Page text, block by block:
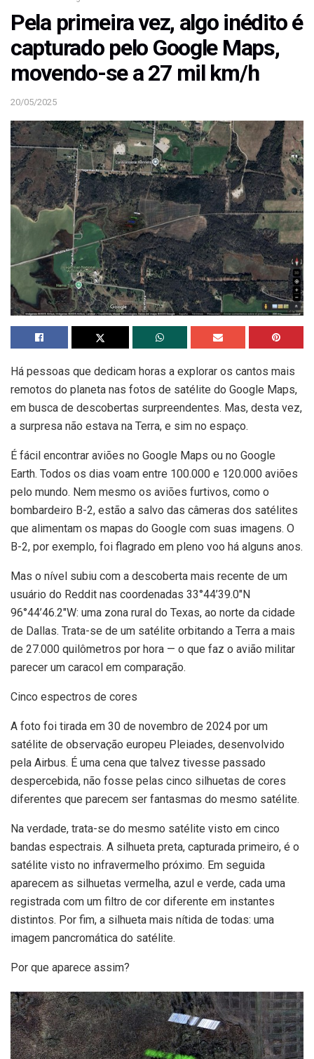
Pela primeira vez, algo inédito é
capturado pelo Google Maps,
movendo-se a 27 mil km/h
20/05/2025
Há pessoas que dedicam horas a explorar os cantos mais
remotos do planeta nas fotos de satélite do Google Maps,
em busca de descobertas surpreendentes. Mas, desta vez,
a surpresa não estava na Terra, e sim no espaço.
É fácil encontrar aviões no Google Maps ou no Google
Earth. Todos os dias voam entre 100.000 e 120.000 aviões
pelo mundo. Nem mesmo os aviões furtivos, como o
bombardeiro B-2, estão a salvo das câmeras dos satélites
que alimentam os mapas do Google com suas imagens. O
B-2, por exemplo, foi flagrado em pleno voo há alguns anos.
Mas o nível subiu com a descoberta mais recente de um
usuário do Reddit nas coordenadas 33°44’39.0″N
96°44’46.2″W: uma zona rural do Texas, ao norte da cidade
de Dallas. Trata-se de um satélite orbitando a Terra a mais
de 27.000 quilômetros por hora — o que faz o avião militar
parecer um caracol em comparação.
Cinco espectros de cores
A foto foi tirada em 30 de novembro de 2024 por um
satélite de observação europeu Pleiades, desenvolvido
pela Airbus. É uma cena que talvez tivesse passado
despercebida, não fosse pelas cinco silhuetas de cores
diferentes que parecem ser fantasmas do mesmo satélite.
Na verdade, trata-se do mesmo satélite visto em cinco
bandas espectrais. A silhueta preta, capturada primeiro, é o
satélite visto no infravermelho próximo. Em seguida
aparecem as silhuetas vermelha, azul e verde, cada uma
registrada com um filtro de cor diferente em instantes
distintos. Por fim, a silhueta mais nítida de todas: uma
imagem pancromática do satélite.
Por que aparece assim?